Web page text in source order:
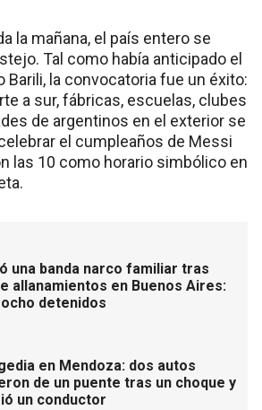
la mañana, el país entero se
Tal como había anticipado el
Barili, la convocatoria fue un éxito:
a sur, fábricas, escuelas, clubes
de argentinos en el exterior se
el cumpleaños de Messi
las 10 como horario simbólico en
una banda narco familiar tras
allanamientos en Buenos Aires:
ocho detenidos
en Mendoza: dos autos
de un puente tras un choque y
un conductor